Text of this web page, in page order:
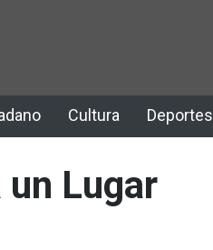
Cultura Deportes
un Lugar